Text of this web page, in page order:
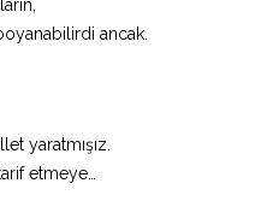
ancak.
yaratmışız.
etmeye…